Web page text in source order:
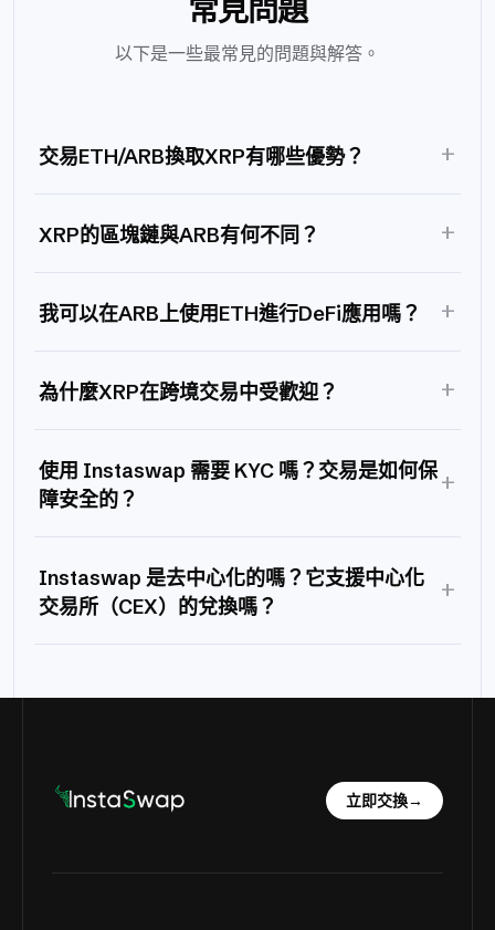
常見問題
以下是一些最常見的問題與解答。
交易ETH/ARB換取XRP有哪些優勢？ +
XRP的區塊鏈與ARB有何不同？ +
我可以在ARB上使用ETH進行DeFi應用嗎？ +
為什麼XRP在跨境交易中受歡迎？ +
使用 Instaswap 需要 KYC 嗎？交易是如何保
障安全的？
+
Instaswap 是去中心化的嗎？它支援中心化
交易所（CEX）的兌換嗎？
+
立即交換→